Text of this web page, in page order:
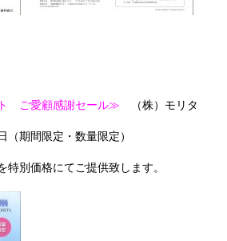
ご愛顧感謝セール≫ （株）モリタ
期間限定・数量限定）
特別価格にてご提供致します。